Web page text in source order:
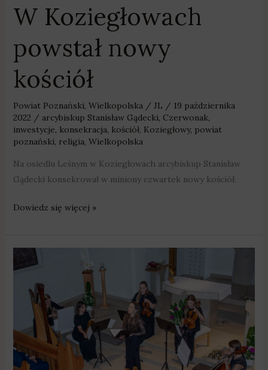
W Koziegłowach
powstał nowy
kościół
Powiat Poznański, Wielkopolska/ JL / 19 października
2022 / arcybiskup Stanisław Gądecki, Czerwonak,
inwestycje, konsekracja, kościół, Koziegłowy, powiat
poznański, religia, Wielkopolska
Na osiedlu Leśnym w Koziegłowach arcybiskup Stanisław
Gądecki konsekrował w miniony czwartek nowy kościół.
Dowiedz się więcej »
gminie
Pobiedziska
trwa
Festiwal
Muzyki
Sakralnej
„Ave